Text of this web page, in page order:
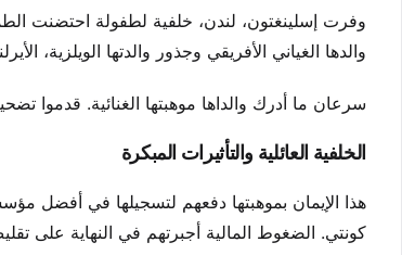
وفرت إسلينغتون، لندن، خلفية لطفولة احتضنت
والدها الغياني الأفريقي وجذور والدتها الويلزية،
سرعان ما أدرك والداها موهبتها الغنائية. قدموا
الخلفية العائلية والتأثيرات المبكرة
هذا الإيمان بموهبتها دفعهم لتسجيلها في أفضل
كونتي. الضغوط المالية أجبرتهم في النهاية على